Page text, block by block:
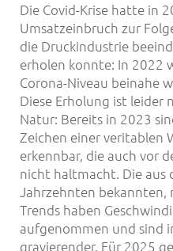
Die Covid-Krise hatte in
Umsatzeinbruch zur
die Druckindustrie
erholen konnte: In 2022
Corona-Niveau beinahe
Diese Erholung ist leider
Natur: Bereits in 2023
Zeichen einer veritablen
erkennbar, die auch vor
nicht haltmacht. Die aus
Jahrzehnten bekannten,
Trends haben
aufgenommen und sind
gravierender. Für 2025